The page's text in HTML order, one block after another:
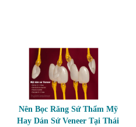
Nên Bọc Răng Sứ Thẩm Mỹ
Hay Dán Sứ Veneer Tại Thái